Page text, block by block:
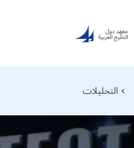
التحليلات